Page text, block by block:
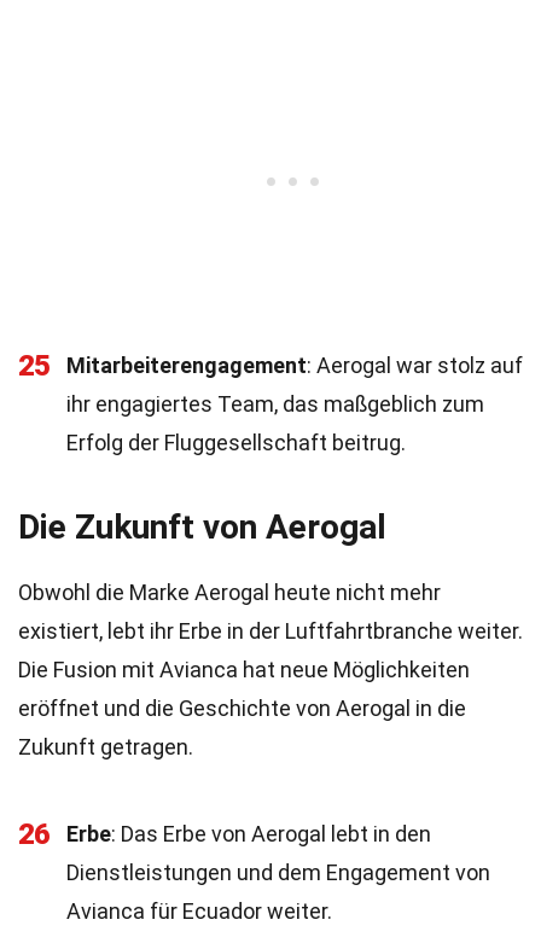
25 Mitarbeiterengagement: Aerogal war stolz auf
ihr engagiertes Team, das maßgeblich zum
Erfolg der Fluggesellschaft beitrug.
Die Zukunft von Aerogal
Obwohl die Marke Aerogal heute nicht mehr
existiert, lebt ihr Erbe in der Luftfahrtbranche weiter.
Die Fusion mit Avianca hat neue Möglichkeiten
eröffnet und die Geschichte von Aerogal in die
Zukunft getragen.
26 Erbe: Das Erbe von Aerogal lebt in den
Dienstleistungen und dem Engagement von
Avianca für Ecuador weiter.